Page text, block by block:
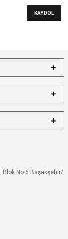
KAYDOL
Blok No:6 Başakşehir/